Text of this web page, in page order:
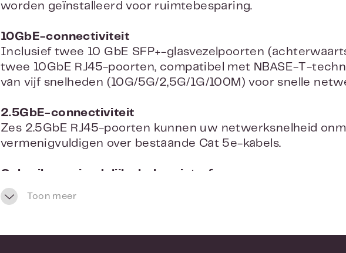
worden geïnstalleerd voor ruimtebesparing.
10GbE-connectiviteit
Inclusief twee 10 GbE SFP+-glasvezelpoorten
twee 10GbE RJ45-poorten, compatibel met NBASE-T-
van vijf snelheden (10G/5G/2,5G/1G/100M) voor snelle
2.5GbE-connectiviteit
Zes 2.5GbE RJ45-poorten kunnen uw netwerksnelheid
vermenigvuldigen over bestaande Cat 5e-kabels.
Gebruikersvriendelijke beheerinterface
Het QNAP Switch System (QSS) is eenvoudig te gebruiken
dashboard, poortbeheer en een installatiegids, zodat
Layer 2 netwerk
Toon meer